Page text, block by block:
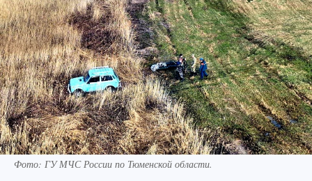
Фото: ГУ МЧС России по Тюменской области.